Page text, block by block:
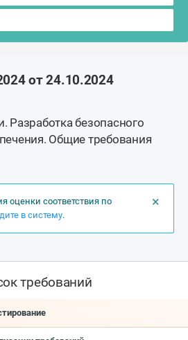
от 24.10.2024
безопасного
Общие требования
×
оценки соответствия по
в систему.
требований